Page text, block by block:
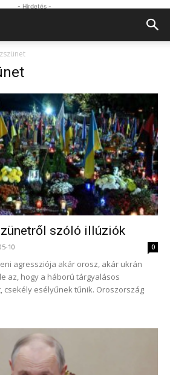
- Hirdetés -
szóló illúziók
10 0
agressziója akár orosz, akár ukrán
az, hogy a háború tárgyalásos
csekély esélyűnek tűnik. Oroszország